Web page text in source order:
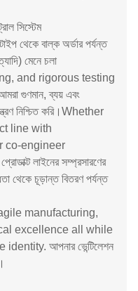
সিস্টেম
থেকে বাল্ক অর্ডার পর্যন্ত
মেনে চলা
and rigorous testing
গুণমান, ব্যয় এবং
নিশ্চিত করি।Whether
line with
co-engineer
লাইনের সম্প্রসারণের
থেকে চূড়ান্ত বিতরণ পর্যন্ত
manufacturing,
excellence all while
আপনার ভেন্টিলেশন